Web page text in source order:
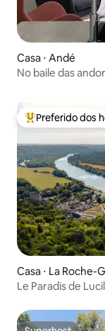
Casa ⋅ Andé
No baile das
Entre os
Preferido dos
Casa ⋅ La Roche-
Le Paradis de